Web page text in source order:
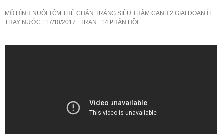
MÔ HÌNH NUÔI TÔM THẺ CHÂN TRẮNG SIÊU THÂM CANH 2 GIAI ĐOẠN ÍT
THAY NƯỚC
17/10/2017 TRAN 14 PHẢN HỒI